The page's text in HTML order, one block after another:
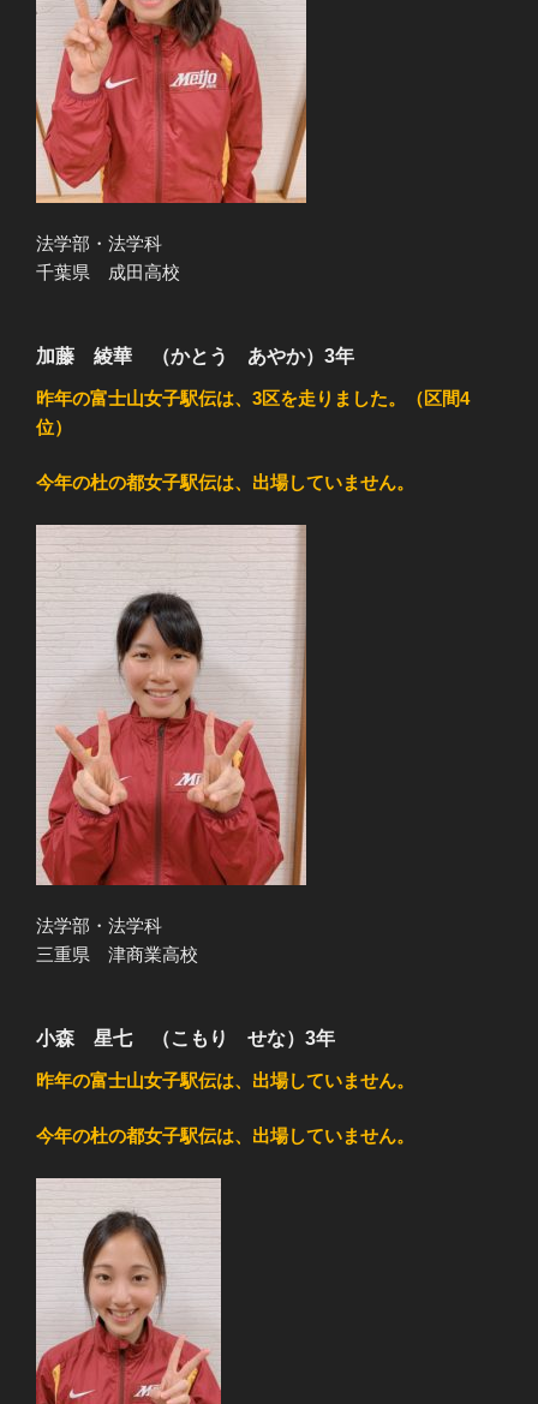
法学部・法学科
千葉県 成田高校
加藤 綾華 （かとう あやか）3年
昨年の富士山女子駅伝は、3区を走りました。（区間4
位）
今年の杜の都女子駅伝は、出場していません。
法学部・法学科
三重県 津商業高校
小森 星七 （こもり せな）3年
昨年の富士山女子駅伝は、出場していません。
今年の杜の都女子駅伝は、出場していません。